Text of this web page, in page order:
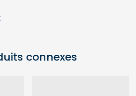
connexes